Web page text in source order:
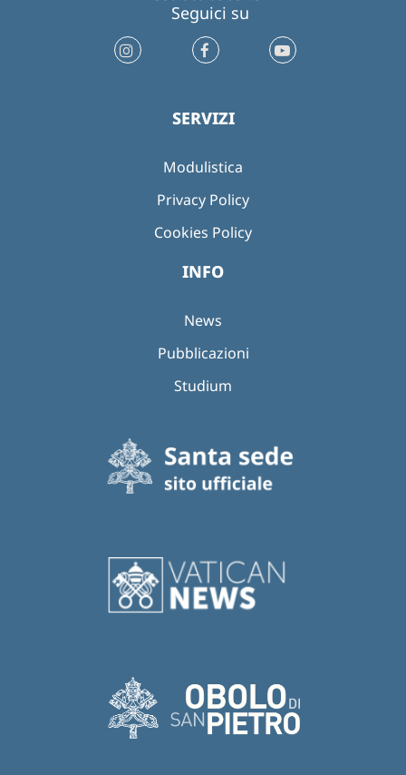
Seguici su
SERVIZI
Modulistica
Privacy Policy
Cookies Policy
INFO
News
Pubblicazioni
Studium